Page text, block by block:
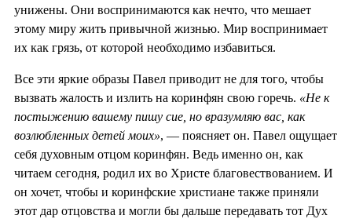
унижены. Они воспринимаются как нечто, что мешает
этому миру жить привычной жизнью. Мир воспринимает
их как грязь, от которой необходимо избавиться.
Все эти яркие образы Павел приводит не для того, чтобы
вызвать жалость и излить на коринфян свою горечь. «Не к
постыжению вашему пишу сие, но вразумляю вас, как
возлюбленных детей моих», — поясняет он. Павел ощущает
себя духовным отцом коринфян. Ведь именно он, как
читаем сегодня, родил их во Христе благовествованием. И
он хочет, чтобы и коринфские христиане также приняли
этот дар отцовства и могли бы дальше передавать тот Дух